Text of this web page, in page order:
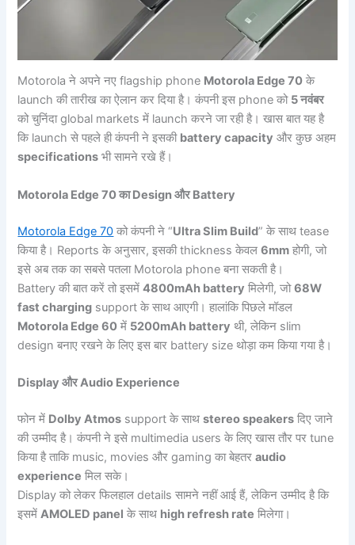
Motorola ने अपने नए flagship phone Motorola Edge 70 के
launch की तारीख का ऐलान कर दिया है। कंपनी इस phone को 5 नवंबर
को चुनिंदा global markets में launch करने जा रही है। खास बात यह है
कि launch से पहले ही कंपनी ने इसकी battery capacity और कुछ अहम
specifications भी सामने रखे हैं।
Motorola Edge 70 का Design और Battery
Motorola Edge 70 को कंपनी ने “Ultra Slim Build” के साथ tease
किया है। Reports के अनुसार, इसकी thickness केवल6mm होगी, जो
इसे अब तक का सबसे पतला Motorola phone बना सकती है।
Battery की बात करें तो इसमें4800mAh battery मिलेगी, जो68W
fast charging support के साथ आएगी। हालांकि पिछले मॉडल
Motorola Edge 60 में 5200mAh battery थी, लेकिन slim
design बनाए रखने के लिए इस बार battery size थोड़ा कम किया गया है।
Display और Audio Experience
फोन में Dolby Atmos support के साथstereo speakers दिए जाने
की उम्मीद है। कंपनी ने इसे multimedia users के लिए खास तौर पर tune
किया है ताकि music, movies और gaming का बेहतरaudio
experience मिल सके।
Display को लेकर फिलहाल details सामने नहीं आई हैं, लेकिन उम्मीद है कि
इसमेंAMOLED panel के साथ high refresh rate मिलेगा।